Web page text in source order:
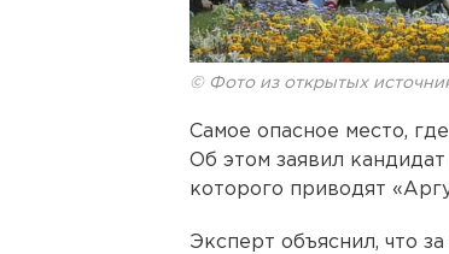
© Фото из открытых
Самое опасное место,
Об этом заявил
которого приводят
Эксперт объяснил, что